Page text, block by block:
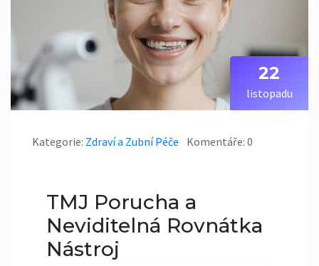
22
listopadu
Kategorie: Zdraví a Zubní Péče Komentáře: 0
TMJ Porucha a
Neviditelná Rovnátka
Nástroj